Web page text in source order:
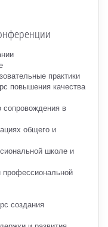
практики
повышения качества
сопровождения в
общего и
школе и
создания